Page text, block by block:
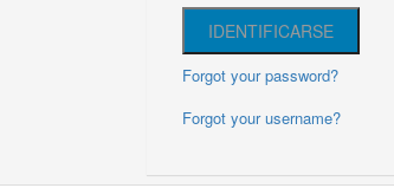
Forgot your password?
Forgot your username?